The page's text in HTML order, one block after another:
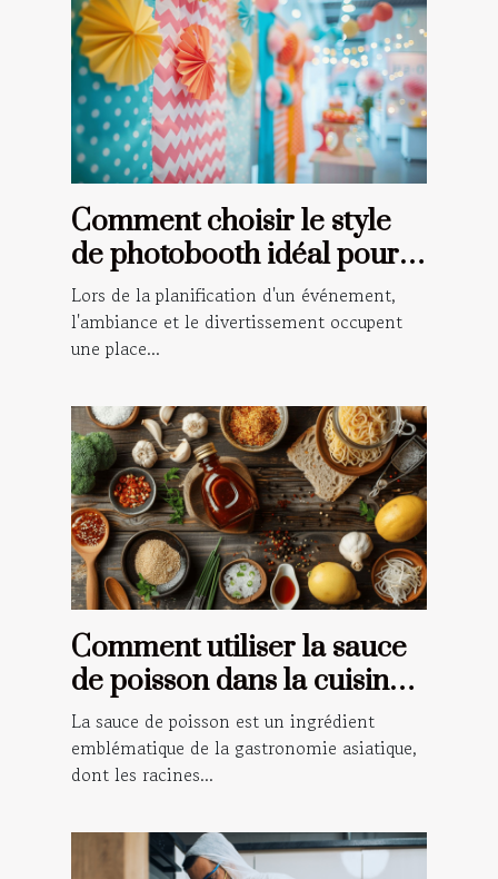
Comment choisir le style
de photobooth idéal pour
votre événement
Lors de la planification d'un événement,
l'ambiance et le divertissement occupent
une place...
Comment utiliser la sauce
de poisson dans la cuisine
traditionnelle asiatique
La sauce de poisson est un ingrédient
emblématique de la gastronomie asiatique,
dont les racines...